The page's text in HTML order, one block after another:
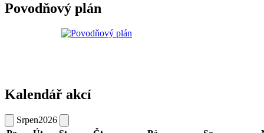
Povodňový plán
Kalendář akcí
Srpen2026